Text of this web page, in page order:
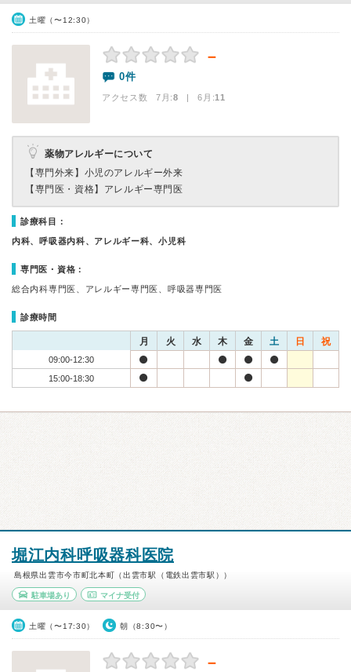
土曜（〜12:30）
－
0件
アクセス数 7月:8 | 6月:11
薬物アレルギーについて
【専門外来】 小児のアレルギー外来
【専門医・資格】 アレルギー専門医
診療科目：
内科、呼吸器内科、アレルギー科、小児科
専門医・資格：
総合内科専門医、アレルギー専門医、呼吸器専門医
診療時間
月 火 水 木 金 土 日 祝
09:00-12:30
15:00-18:30
堀江内科呼吸器科医院
島根県出雲市今市町北本町（出雲市駅（電鉄出雲市駅））
駐車場あり マイナ受付
土曜（〜17:30） 朝（8:30〜）
－